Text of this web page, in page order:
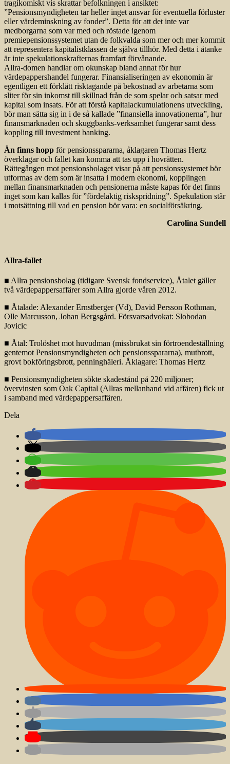
tragikomiskt vis skrattar befolkningen i ansiktet:
”Pensionsmyndigheten tar heller inget ansvar för eventuella förluster
eller värdeminskning av fonder”. Detta för att det inte var
medborgarna som var med och röstade igenom
premiepensionssystemet utan de folkvalda som mer och mer kommit
att representera kapitalistklassen de själva tillhör. Med detta i åtanke
är inte spekulationskrafternas framfart förvånande.
Allra-domen handlar om okunskap bland annat för hur
värdepappershandel fungerar. Finansialiseringen av ekonomin är
egentligen ett förklätt risktagande på bekostnad av arbetarna som
sliter för sin inkomst till skillnad från de som spelar och satsar med
kapital som insats. För att förstå kapitalackumulationens utveckling,
bör man sätta sig in i de så kallade ”finansiella innovationerna”, hur
finansmarknaden och skuggbanks-verksamhet fungerar samt dess
koppling till investment banking.
Än finns hopp för pensionsspararna, åklagaren Thomas Hertz
överklagar och fallet kan komma att tas upp i hovrätten.
Rättegången mot pensionsbolaget visar på att pensionssystemet bör
utformas av dem som är insatta i modern ekonomi, kopplingen
mellan finansmarknaden och pensionerna måste kapas för det finns
inget som kan kallas för ”fördelaktig riskspridning”. Spekulation står
i motsättning till vad en pension bör vara: en socialförsäkring.
Carolina Sundell
Allra-fallet
■ Allra pensionsbolag (tidigare Svensk fondservice), Åtalet gäller
två värdepappersaffärer som Allra gjorde våren 2012.
■ Åtalade: Alexander Ernstberger (Vd), David Persson Rothman,
Olle Marcusson, Johan Bergsgård. Försvarsadvokat: Slobodan
Jovicic
■ Åtal: Trolöshet mot huvudman (missbrukat sin förtroendeställning
gentemot Pensionsmyndigheten och pensionsspararna), mutbrott,
grovt bokföringsbrott, penninghäleri. Åklagare: Thomas Hertz
■ Pensionsmyndigheten sökte skadestånd på 220 miljoner;
övervinsten som Oak Capital (Allras mellanhand vid affären) fick ut
i samband med värdepappersaffären.
Dela